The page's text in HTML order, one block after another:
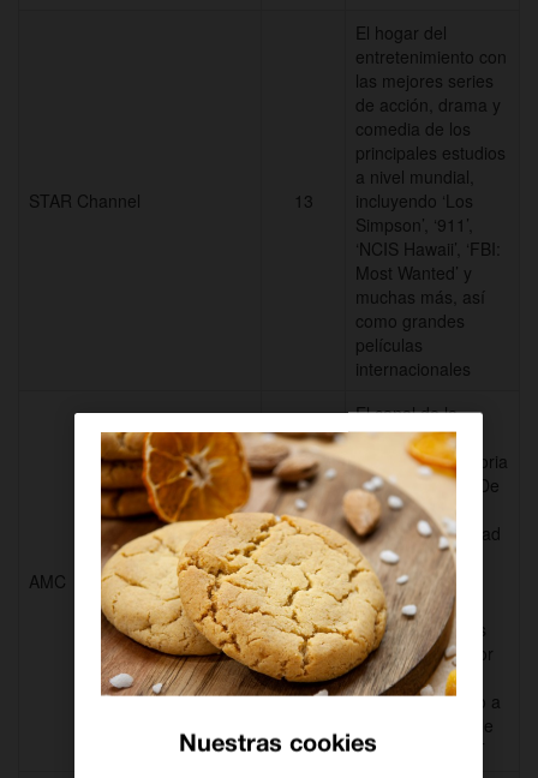
STAR Channel 13
El hogar del
entretenimiento con
las mejores series
de acción, drama y
comedia de los
principales estudios
a nivel mundial,
incluyendo ‘Los
Simpson’, ‘911’,
‘NCIS Hawaii’, ‘FBI:
Most Wanted’ y
muchas más, así
como grandes
películas
internacionales
AMC 14
El canal de la
marca que ha
cambiado la historia
de la televisión. De
los creadores de
Breaking Bad, Mad
Men… AMC te
ofrece series
originales de
gran éxito, series
inéditas y el mejor
cine. Tienes que
vivirlo. Contenido a
la carta disponible
en AMC SELEKT
Nuestras cookies